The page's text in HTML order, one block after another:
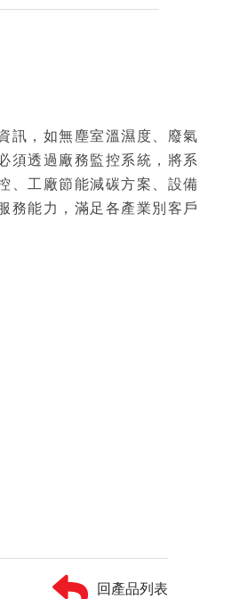
訊，如無塵室溫濕度、廢氣
須透過廠務監控系統，將系
、工廠節能減碳方案、設備
務能力，滿足各產業別客戶
回產品列表